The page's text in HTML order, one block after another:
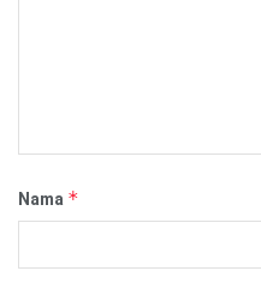
Nama *